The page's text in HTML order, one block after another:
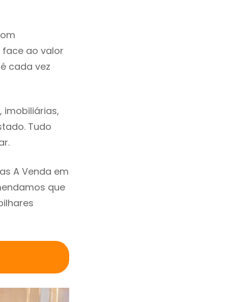
ao valor
cada vez
imobiliárias,
Tudo
A Venda em
que